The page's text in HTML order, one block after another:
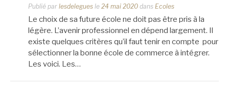
Publié par lesdelegues le 24 mai 2020 dans Ecoles
Le choix de sa future école ne doit pas être pris à la
légère. L’avenir professionnel en dépend largement. Il
existe quelques critères qu’il faut tenir en compte pour
sélectionner la bonne école de commerce à intégrer.
Les voici. Les…